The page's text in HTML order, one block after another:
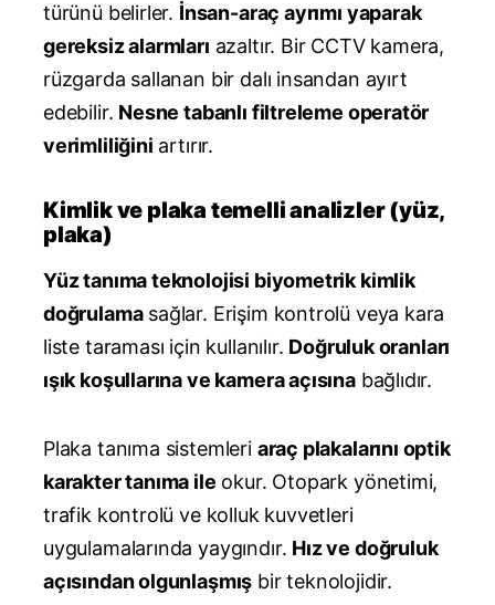
türünü belirler. İnsan-araç ayrımı yaparak
gereksiz alarmları azaltır. Bir CCTV kamera,
rüzgarda sallanan bir dalı insandan ayırt
edebilir. Nesne tabanlı filtreleme operatör
verimliliğini artırır.
Kimlik ve plaka temelli analizler (yüz,
plaka)
Yüz tanıma teknolojisi biyometrik kimlik
doğrulamasağlar. Erişim kontrolü veya kara
liste taraması için kullanılır. Doğruluk oranları
ışık koşullarına ve kamera açısınabağlıdır.
Plaka tanıma sistemleri araç plakalarını optik
karakter tanıma ile okur. Otopark yönetimi,
trafik kontrolü ve kolluk kuvvetleri
uygulamalarında yaygındır. Hız ve doğruluk
açısından olgunlaşmış bir teknolojidir.